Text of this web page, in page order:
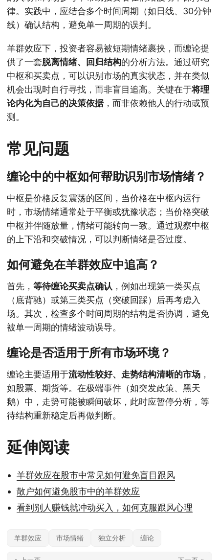
律。实践中，应结合多个时间周期（如日线、30分钟
线）确认结构，避免单一周期的误判。
羊群效应下，投资者容易被短期情绪裹挟，而缠论提
供了一套脱离情绪、回归结构的分析方法。通过研究
中枢和买卖点，可以识别市场的真实状态，并在类似
机会出现时自行寻找，而非盲目追高。关键在于将理
论内化为自己的决策依据，而非依赖他人的行动或预
测。
常见问题
缠论中的中枢如何帮助识别市场情绪？
中枢是价格反复震荡的区间，当价格在中枢内运行
时，市场情绪通常处于平衡或犹豫状态；当价格突破
中枢并伴随放量，情绪可能转向一致。通过观察中枢
的上下沿和突破情况，可以判断情绪是否过度。
如何避免在羊群效应中追高？
首先， 等待缠论买卖点确认 ，例如出现第一类买点
（底背驰）或第三类买点（突破回踩）后再考虑入
场。其次，检查多个时间周期的结构是否协调，避免
被单一周期的情绪波动误导。
缠论是否适用于所有市场环境？
缠论主要适用于流动性较好、走势结构清晰的市场 ，
如股票、期货等。在极端事件（如突发政策、黑天
鹅）中，走势可能被瞬间破坏，此时应暂停分析，等
待结构重新稳定后再做判断。
延伸阅读
羊群效应在股市中常见如何避免盲目跟风
散户如何避免股市中的羊群效应
看到别人赚钱就冲动买入，如何克服跟风心理
羊群效应 市场情绪 独立分析 缠论